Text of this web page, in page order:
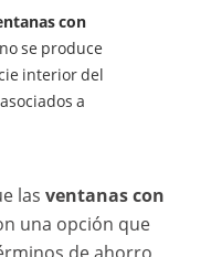
con
se produce
interior del
a
lasventanas con
una opción que